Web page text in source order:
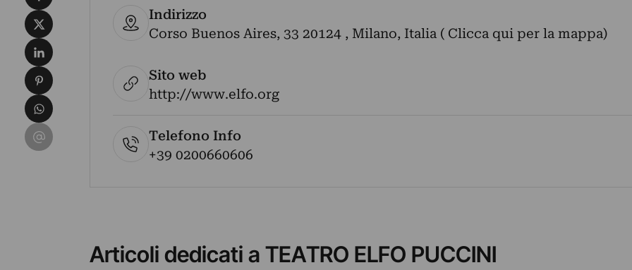
Indirizzo
Corso Buenos Aires, 33 20124 , Milano, Italia ( Clicca qui per la mappa)
Sito web
http://www.elfo.org
Telefono Info
+39 0200660606
Articoli dedicati a TEATRO ELFO PUCCINI
Condividi su X
Condividi su LinkedIn
Condividi su Pinterest
Condividi su WhatsApp
Condividi su Email